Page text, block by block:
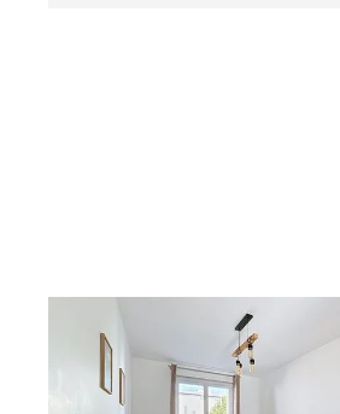
CLERMONT FERRAND 63
86,77 m
, 5 pièces
Ref : 25345